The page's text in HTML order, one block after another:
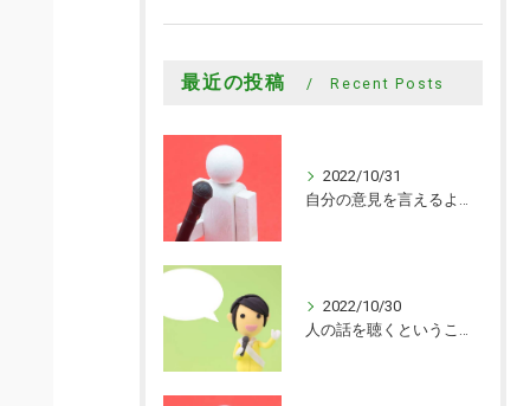
最近の投稿 Recent Posts
2022/10/31
自分の意見を言えるようになった
2022/10/30
人の話を聴くということがまだまだできていないことを知ることができました